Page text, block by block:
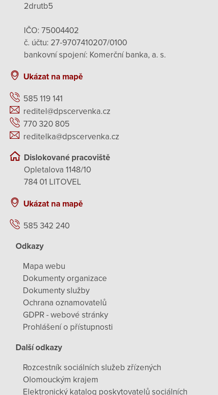
2drutb5
IČO: 75004402
č. účtu: 27-9707410207/0100
bankovní spojení: Komerční banka, a. s.
Ukázat na mapě
585 119 141
reditel@dpscervenka.cz
770 320 805
reditelka@dpscervenka.cz
Dislokované pracoviště
Opletalova 1148/10
784 01 LITOVEL
Ukázat na mapě
585 342 240
Odkazy
Mapa webu
Dokumenty organizace
Dokumenty služby
Ochrana oznamovatelů
GDPR - webové stránky
Prohlášení o přístupnosti
Další odkazy
Rozcestník sociálních služeb zřízených
Olomouckým krajem
Elektronický katalog poskytovatelů sociálních